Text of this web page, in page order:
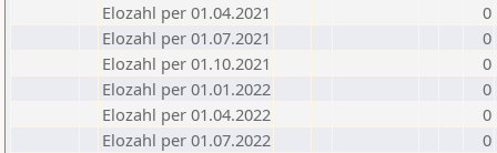
Elozahl per 01.04.2021
0
Elozahl per 01.07.2021
0
Elozahl per 01.10.2021
0
Elozahl per 01.01.2022
0
Elozahl per 01.04.2022
0
Elozahl per 01.07.2022
0